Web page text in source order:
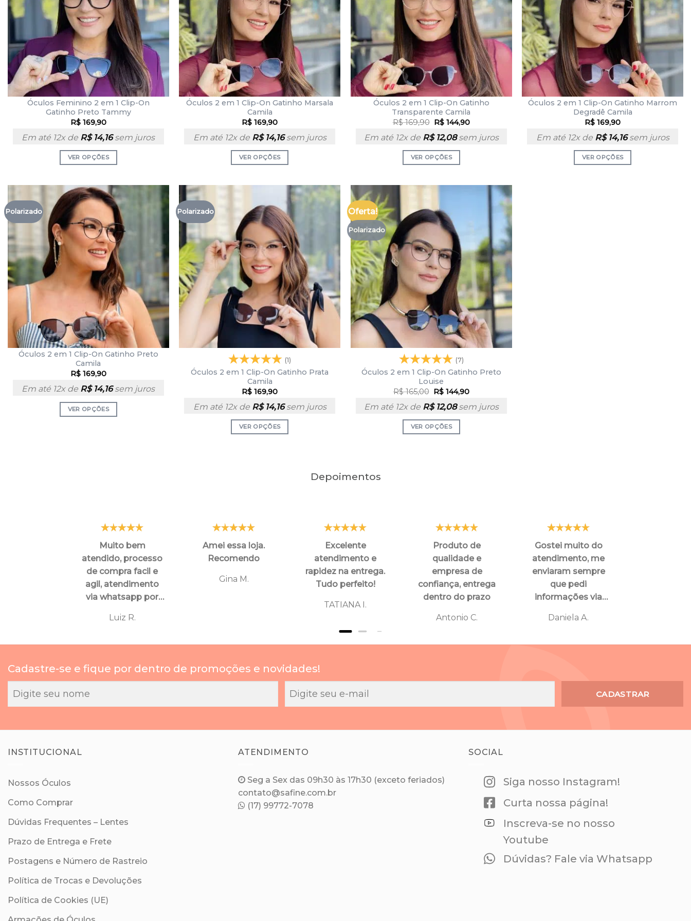
Óculos Feminino 2 em 1 Clip-On
Gatinho Preto Tammy
R$169,90
Em até 12x de R$14,16sem juros
VER OPÇÕES
Óculos 2 em 1 Clip-On Gatinho Marsala
Camila
R$ 169,90
Em até 12x de R$14,16sem juros
VER OPÇÕES
Óculos 2 em 1 Clip-On Gatinho
Transparente Camila
R$169,90 R$144,90
Em até 12x de R$12,08sem juros
VER OPÇÕES
Óculos 2 em 1 Clip-On Gatinho Marrom
Degradê Camila
R$ 169,90
Em até 12x de R$14,16sem juros
VER OPÇÕES
Polarizado
Óculos 2 em 1 Clip-On Gatinho Preto
Camila
R$169,90
Em até 12x de R$14,16sem juros
VER OPÇÕES
Polarizado
(1)
Óculos 2 em 1 Clip-On Gatinho Prata
Camila
R$ 169,90
Em até 12x de R$14,16sem juros
VER OPÇÕES
Oferta!
Polarizado
(7)
Óculos 2 em 1 Clip-On Gatinho Preto
Louise
R$165,00 R$144,90
Em até 12x de R$12,08sem juros
VER OPÇÕES
Depoimentos
Muito bem
atendido, processo
de compra facil e
agil, atendimento
via whatsapp por
atenciosos e
orientaçoes e ate
cancelamento de
Luiz R.
Amei essa loja.
Recomendo
Gina M.
Excelente
atendimento e
rapidez na entrega.
Tudo perfeito!
TATIANA I.
Produto de
qualidade e
empresa de
confiança, entrega
dentro do prazo
Antonio C.
Gostei muito do
atendimento, me
enviaram sempre
que pedi
informações via
Daniela A.
Cadastre-se e fique por dentro de promoções e novidades!
CADASTRAR
INSTITUCIONAL
Nossos Óculos
Como Comprar
Dúvidas Frequentes – Lentes
Prazo de Entrega e Frete
Postagens e Número de Rastreio
Política de Trocas e Devoluções
Política de Cookies (UE)
ATENDIMENTO
Seg a Sex das 09h30 às 17h30 (exceto feriados)
contato@safine.com.br
(17) 99772-7078
SOCIAL
Siga nosso Instagram!
Curta nossa página!
Inscreva-se no nosso
Youtube
Dúvidas? Fale via Whatsapp